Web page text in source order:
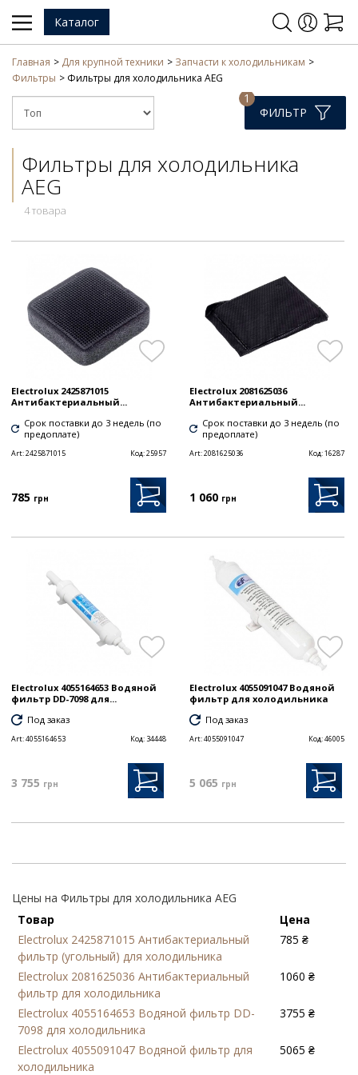
Каталог
Главная Для крупной техники
Запчасти к холодильникам
Фильтры
Фильтры для холодильника AEG
ФИЛЬТР
1
Фильтры для холодильника
AEG
4 товара
Electrolux 2425871015
Антибактериальный...
Срок поставки до 3 недель (по
предоплате)
Art:2425871015 Код:25957
785 грн
Electrolux 2081625036
Антибактериальный...
Срок поставки до 3 недель (по
предоплате)
Art:2081625036 Код:16287
1 060 грн
Electrolux 4055164653 Водяной
фильтр DD-7098 для...
Под заказ
Art:4055164653 Код: 34448
3 755 грн
Electrolux 4055091047 Водяной
фильтр для холодильника
Под заказ
Art:4055091047 Код:46005
5 065 грн
Цены на Фильтры для холодильника AEG
Товар
Цена
Electrolux 2425871015 Антибактериальный
фильтр (угольный) для холодильника
785 ₴
Electrolux 2081625036 Антибактериальный
фильтр для холодильника
1060 ₴
Electrolux 4055164653 Водяной фильтр DD-
7098 для холодильника
3755 ₴
Electrolux 4055091047 Водяной фильтр для
холодильника
5065 ₴